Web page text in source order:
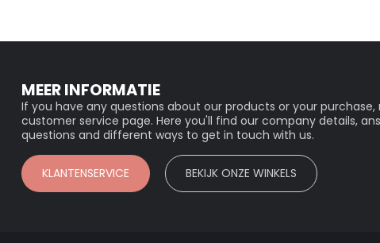
MEER INFORMATIE
If you have any questions about our products or your
customer service page. Here you'll find our company details,
questions and different ways to get in touch with us.
KLANTENSERVICE BEKIJK ONZE WINKELS